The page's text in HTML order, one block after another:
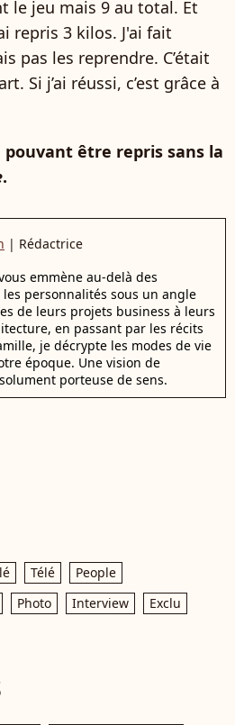
le jeu mais 9 au total. Et
repris 3 kilos. J'ai fait
pas les reprendre. C’était
Si j’ai réussi, c’est grâce à
être repris sans la
.
| Rédactrice
emmène au-delà des
personnalités sous un angle
de leurs projets business à leurs
en passant par les récits
je décrypte les modes de vie
époque. Une vision de
porteuse de sens.
Télé
People
Photo Interview Exclu